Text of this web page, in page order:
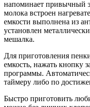
напоминает привычный
молока встроен
емкости выполнена из
установлен
мешалка.
Для приготовления
емкость, нажать кнопку
программы.
таймеру либо по
Быстро приготовить